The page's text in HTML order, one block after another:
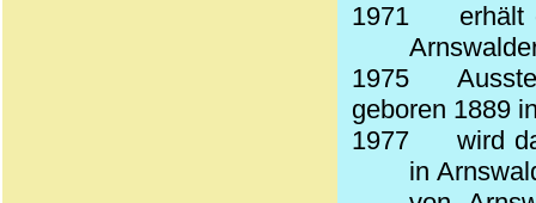
1971
erhält
1975
geboren 1889
1977
wird
in